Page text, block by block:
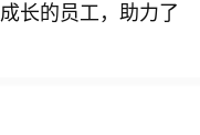
长的员工，助力了